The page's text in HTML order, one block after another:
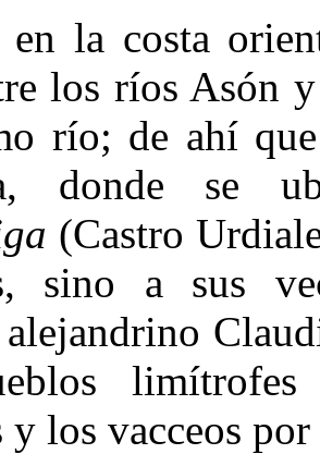
la costa
los ríos Asón
río; de ahí
donde se
(Cas­tro
sino a sus
los vacceos